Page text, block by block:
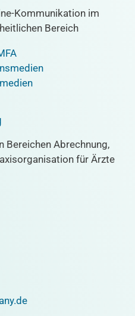
Kommunikation im
Bereich
Bereichen Abrechnung,
für Ärzte